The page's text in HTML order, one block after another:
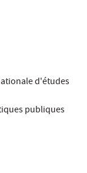
d'études
publiques